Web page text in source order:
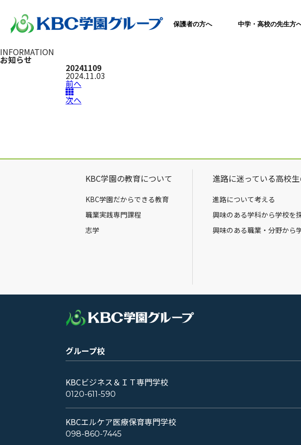
保護者の方へ 中学・高校の先生方
INFORMATION
お知らせ
20241109
2024.11.03
前へ
次へ
KBC学園の教育について
KBC学園だからできる教育
職業実践専門課程
志学
進路に迷っている高校
進路について考える
興味のある学科から学校を
興味のある職業・分野から
グループ校
KBCビジネス＆ＩＴ専門学校
0120-611-590
KBCエルケア医療保育専門学校
098-860-7445